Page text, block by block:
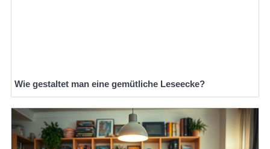
Wie gestaltet man eine gemütliche Leseecke?